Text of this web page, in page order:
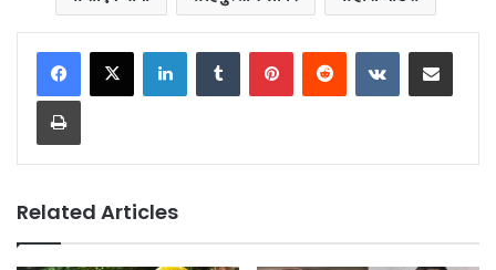
LinkedInTumblr PinterestReddit VKontakteShare via Email
Print
Related Articles